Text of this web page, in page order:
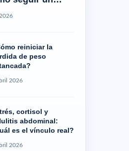
real?
reiniciar la
de peso
2026
cortisol y
abdominal:
es el vínculo real?
2026